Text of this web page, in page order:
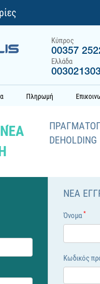
Κύπρος
00357
Ελλάδα
Πληρωμή
DEHOLDING
ΝEΑ
Όνομα *
Κωδικός